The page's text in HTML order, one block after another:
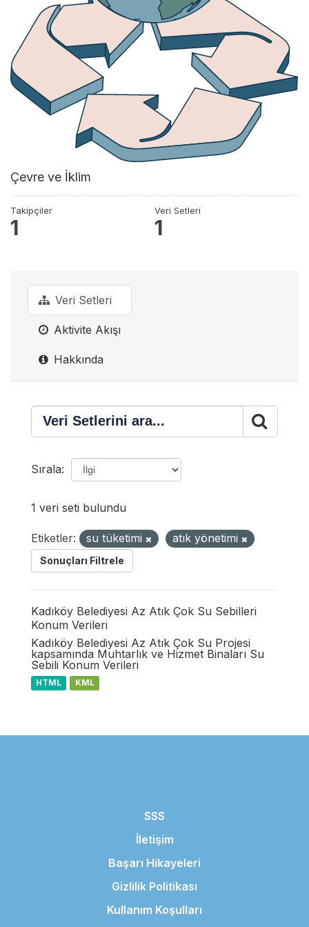
Çevre ve İklim
Takipçiler
1
Veri Setleri
1
Veri Setleri
Aktivite Akışı
Hakkında
Sırala
1 veri seti bulundu
Etiketler: su tüketimi atık yönetimi
Sonuçları Filtrele
Kadıköy Belediyesi Az Atık Çok Su Sebilleri
Konum Verileri
Kadıköy Belediyesi Az Atık Çok Su Projesi
kapsamında Muhtarlık ve Hizmet Binaları Su
Sebili Konum Verileri
HTML KML
SSS
İletişim
Başarı Hikayeleri
Gizlilik Politikası
Kullanım Koşulları